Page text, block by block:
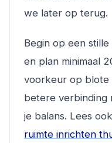
we later op terug.
Begin op een
en plan minimaal
voorkeur op blote
betere verbinding
je balans. Lees
ruimte inrichten